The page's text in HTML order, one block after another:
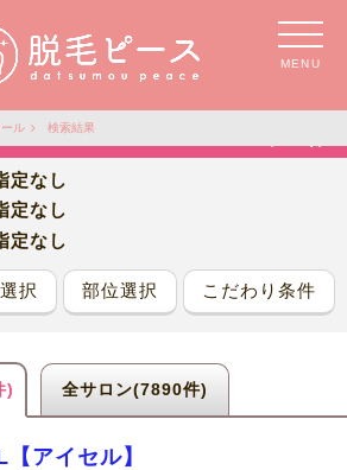
MENU
ル 検索結果
定なし
定なし
定なし
択 部位選択 こだわり条件
) 全サロン(7890件)
アイセル】